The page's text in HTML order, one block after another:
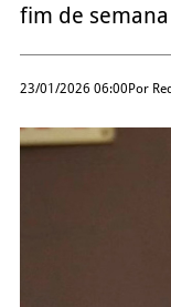
fim de
23/01/2026 06:00Por